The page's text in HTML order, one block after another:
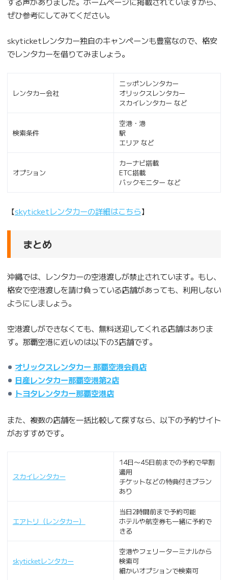
ぜひ参考にしてみてください。
skyticketレンタカー独自のキャンペーンも豊富なので、格安
でレンタカーを借りてみましょう。
レンタカー会社
ニッポンレンタカー
オリックスレンタカー
スカイレンタカー など
検索条件
空港・港
駅
エリア など
オプション
カーナビ搭載
ETC搭載
バックモニター など
【skyticketレンタカーの詳細はこちら】
まとめ
沖縄では、レンタカーの空港渡しが禁止されています。もし、
格安で空港渡しを請け負っている店舗があっても、利用しない
ようにしましょう。
空港渡しができなくても、無料送迎してくれる店舗はありま
す。那覇空港に近いのは以下の3店舗です。
オリックスレンタカー 那覇空港会員店
日産レンタカー那覇空港第2店
トヨタレンタカー那覇空港店
また、複数の店舗を一括比較して探すなら、以下の予約サイト
がおすすめです。
スカイレンタカー
14日〜45日前までの予約で早割
適用
チケットなどの特典付きプラン
あり
エアトリ（レンタカー）
当日2時間前まで予約可能
ホテルや航空券も一緒に予約で
きる
skyticketレンタカー
空港やフェリーターミナルから
検索可
細かいオプションで検索可